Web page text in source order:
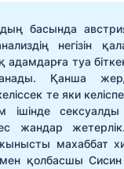
басында
негізін
туа
Қанша
те яки
ішінде сексуалды
жандар
махаббат
қолбасшы